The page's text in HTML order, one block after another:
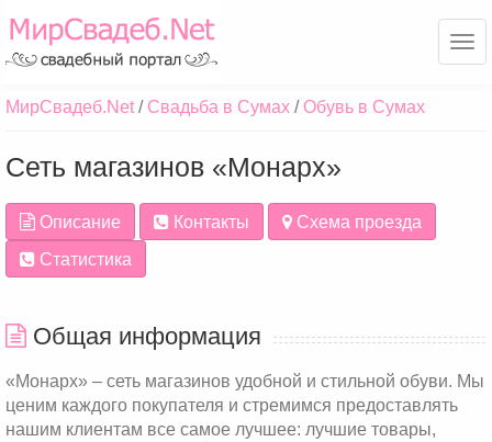
МирСвадеб.Net Свадьба в Сумах Обувь в Сумах
Cеть магазинов «Монарх»
Описание Контакты
Схема проезда
Статистика
Общая информация
«Монарх» – сеть магазинов удобной и стильной обуви. Мы
ценим каждого покупателя и стремимся предоставлять
нашим клиентам все самое лучшее: лучшие товары,